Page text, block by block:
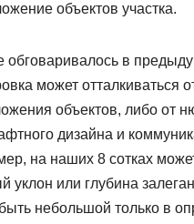
объектов участка.
обговаривалось в
может отталкиваться
объектов, либо от
дизайна и
на наших 8 сотках
уклон или глубина
небольшой только в